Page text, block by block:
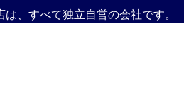
、すべて独立自営の会社です。